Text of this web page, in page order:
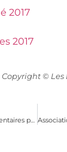
2017
2017
Copyright © Les
Des congés supplémentaires pour les salariés réservistes